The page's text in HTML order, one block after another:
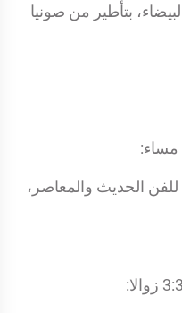
بتأطير من صونيا
الحديث والمعاصر،